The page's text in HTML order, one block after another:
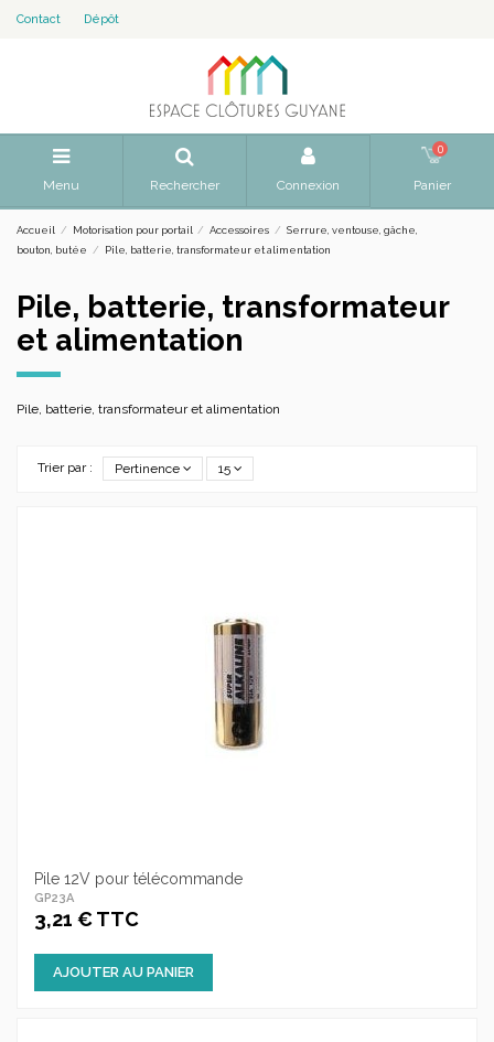
Contact Dépôt
Menu Rechercher Connexion
0
Panier
Accueil Motorisation pour portail Accessoires
Serrure, ventouse, gâche,
bouton, butée
Pile, batterie, transformateur et alimentation
Pile, batterie, transformateur
et alimentation
Pile, batterie, transformateur et alimentation
Trier par : Pertinence 15
Pile 12V pour télécommande
GP23A
3,21 € TTC
AJOUTER AU PANIER